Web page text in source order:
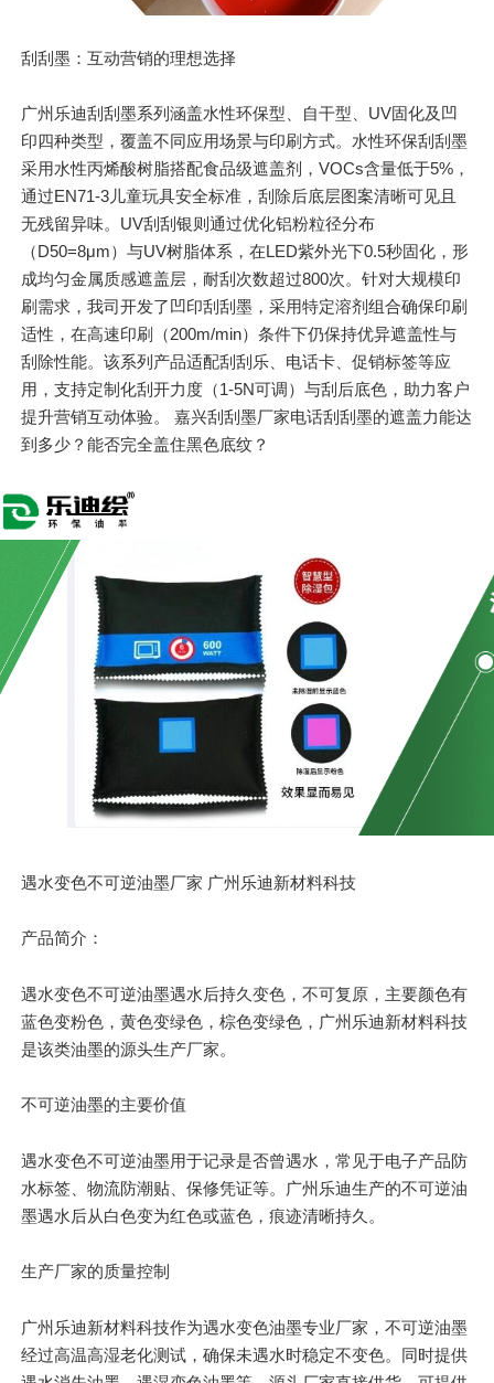
刮刮墨：互动营销的理想选择
广州乐迪刮刮墨系列涵盖水性环保型、自干型、UV固化及凹
印四种类型，覆盖不同应用场景与印刷方式。水性环保刮刮墨
采用水性丙烯酸树脂搭配食品级遮盖剂，VOCs含量低于5%，
通过EN71-3儿童玩具安全标准，刮除后底层图案清晰可见且
无残留异味。UV刮刮银则通过优化铝粉粒径分布
（D50=8μm）与UV树脂体系，在LED紫外光下0.5秒固化，形
成均匀金属质感遮盖层，耐刮次数超过800次。针对大规模印
刷需求，我司开发了凹印刮刮墨，采用特定溶剂组合确保印刷
适性，在高速印刷（200m/min）条件下仍保持优异遮盖性与
刮除性能。该系列产品适配刮刮乐 、电话卡、促销标签等应
用，支持定制化刮开力度（1-5N可调）与刮后底色，助力客户
提升营销互动体验。 嘉兴刮刮墨厂家电话刮刮墨的遮盖力能达
到多少？能否完全盖住黑色底纹？
遇水变色不可逆油墨厂家 广州乐迪新材料科技
产品简介：
遇水变色不可逆油墨遇水后持久变色，不可复原，主要颜色有
蓝色变粉色，黄色变绿色，棕色变绿色，广州乐迪新材料科技
是该类油墨的源头生产厂家。
不可逆油墨的主要价值
遇水变色不可逆油墨用于记录是否曾遇水，常见于电子产品防
水标签、物流防潮贴、保修凭证等。广州乐迪生产的不可逆油
墨遇水后从白色变为红色或蓝色，痕迹清晰持久。
生产厂家的质量控制
广州乐迪新材料科技作为遇水变色油墨专业厂家，不可逆油墨
经过高温高湿老化测试，确保未遇水时稳定不变色。同时提供